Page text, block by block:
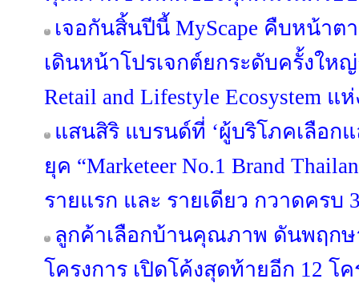
เจอกันสิ้นปีนี้ MyScape คืบหน้า
เดินหน้าโปรเจกต์ยกระดับครั้งให
Retail and Lifestyle Ecosystem
แสนสิริ แบรนด์ที่ ‘ผู้บริโภคเลือกแ
ยุค “Marketeer No.1 Brand
รายแรก และ รายเดียว กวาดครบ
ลูกค้าเลือกบ้านคุณภาพ ดันพฤกษ
โครงการ เปิดโค้งสุดท้ายอีก 12 โ